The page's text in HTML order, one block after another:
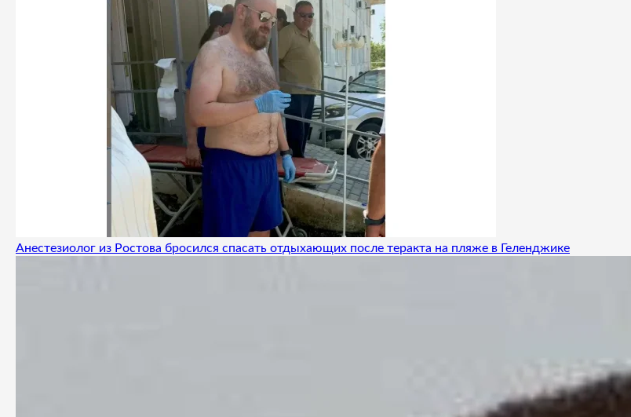
Анестезиолог из Ростова бросился спасать отдыхающих после теракта на пляже в Геленджике